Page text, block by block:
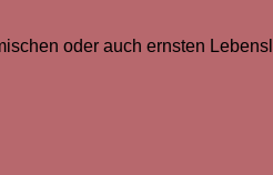
oder auch ernsten